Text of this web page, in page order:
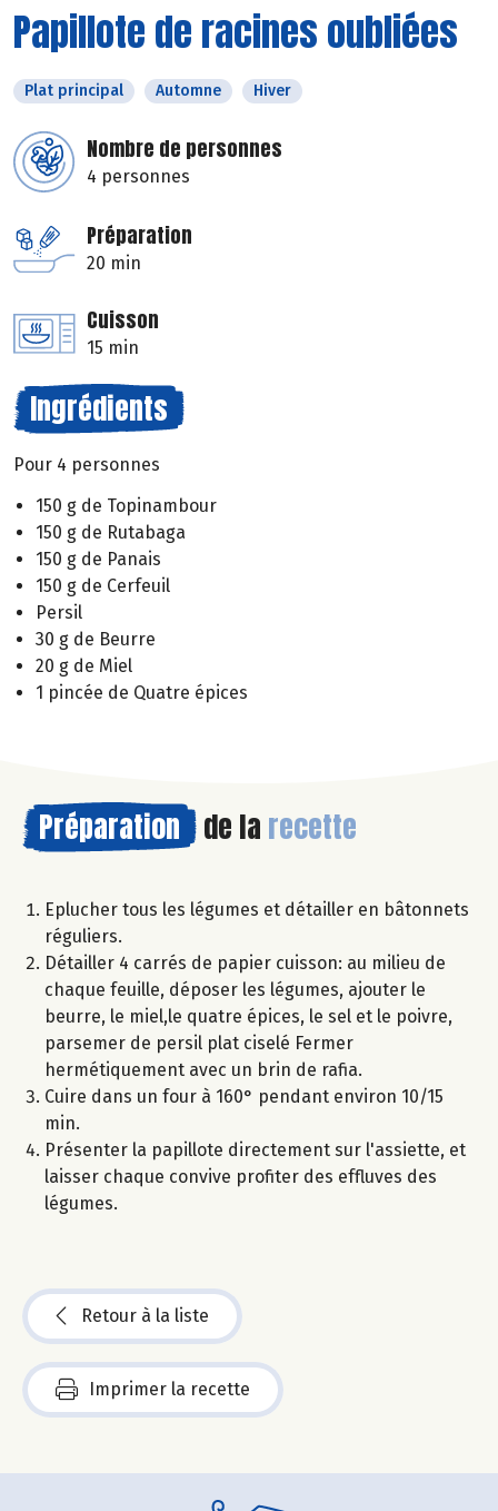
Papillote de racines oubliées
Plat principal Automne Hiver
Nombre de personnes
4 personnes
Préparation
20 min
Cuisson
15 min
Ingrédients
Pour 4 personnes
150 g de Topinambour
150 g de Rutabaga
150 g de Panais
150 g de Cerfeuil
Persil
30 g de Beurre
20 g de Miel
1 pincée de Quatre épices
Préparation de la recette
Eplucher tous les légumes et détailler en bâtonnets
réguliers.
Détailler 4 carrés de papier cuisson: au milieu de
chaque feuille, déposer les légumes, ajouter le
beurre, le miel,le quatre épices, le sel et le poivre,
parsemer de persil plat ciselé Fermer
hermétiquement avec un brin de rafia.
Cuire dans un four à 160° pendant environ 10/15
min.
Présenter la papillote directement sur l'assiette, et
laisser chaque convive profiter des effluves des
légumes.
Retour à la liste
Imprimer la recette